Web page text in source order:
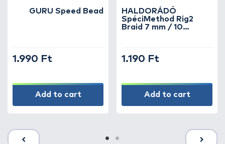
GURU Speed Bead
1.990 Ft
Add to cart
HALDORÁDÓ
SpéciMethod Rig2
Braid 7 mm / 10
1.190 Ft
Add to cart